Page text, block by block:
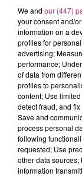
minutes est
horaires ci-
Mardi à
18h
Samedi
de 15h à
FIL ACTUS
7 août 2026
Lorraine : une
We and our (447)
your consent and/
information on a
profiles for
advertising;
performance;
of data from
profiles to
content; Use
detect fraud, and
Save and
process personal
following
requested; Use
other data sources;
information